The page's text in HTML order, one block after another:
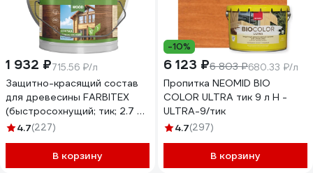
1 932 ₽715.56 ₽/л
Защитно-красящий состав
для древесины FARBITEX
(быстросохнущий; тик; 2.7 л)
4300008485
4.7(227)
В корзину
-10%
6 123 ₽6 803 ₽680.33 ₽/л
Пропитка NEOMID BIO
COLOR ULTRA тик 9 л Н -
ULTRA-9/тик
4.7(297)
В корзину